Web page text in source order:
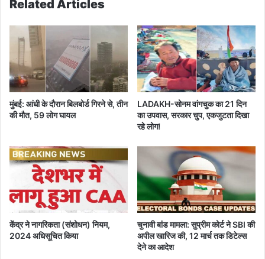
का
स
ब
से
ब
ड़े
मे
ले
शा
मि
ल
हों
गे
g
a
l
a
n
कु
छ
स्सों
में
म
ही
Related Articles
मुंबई: आंधी के दौरान बिलबोर्ड गिरने से, तीन
की मौत, 59 लोग घायल
LADAKH-सोनम वांगचुक का 21 दिन
का उपवास, सरकार चुप, एकजुटता दिखा
रहे लोग!
केंद्र ने नागरिकता (संशोधन) नियम,
2024 अधिसूचित किया
चुनावी बांड मामला: सुप्रीम कोर्ट ने SBI की
अपील खारिज की, 12 मार्च तक डिटेल्स
देने का आदेश